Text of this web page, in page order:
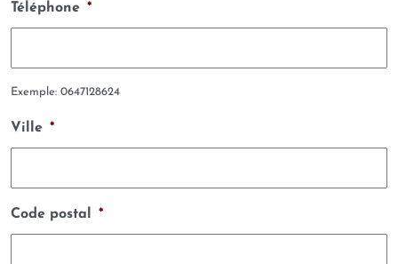
Téléphone *
Exemple: 0647128624
Ville *
Code postal *